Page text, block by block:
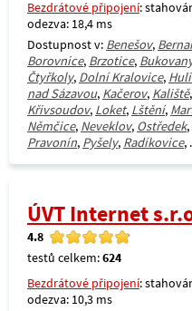
Bezdrátové připojení:
odezva: 18,4 ms
Dostupnost v: Benešov,
Borovnice, Brzotice,
Čtyřkoly, Dolní Kralovice,
nad Sázavou, Kačerov, Kaliště,
Křivsoudov, Loket, Lštění,
Němčice, Neveklov, Ostředek,
Pravonín, Pyšely, Radíkovice,
ÚVT Internet
4.8
testů celkem:624
Bezdrátové připojení:
odezva: 10,3 ms